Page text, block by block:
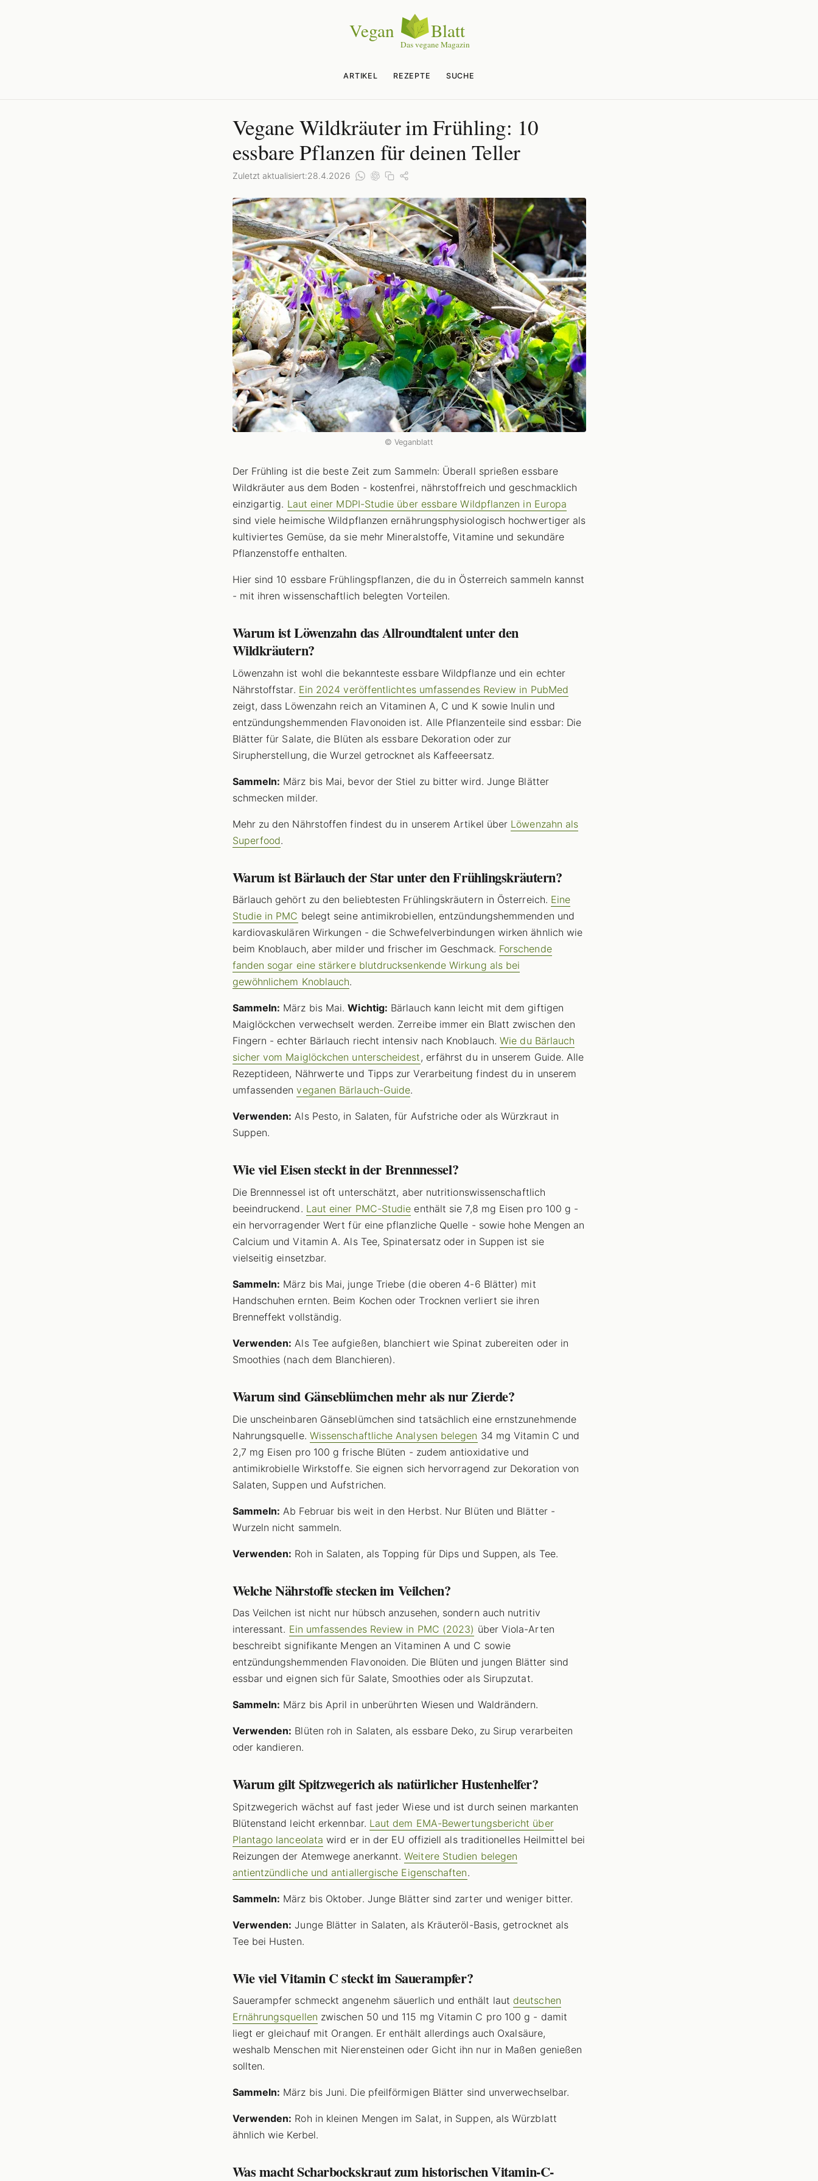
ARTIKEL REZEPTE SUCHE
Vegane Wildkräuter im Frühling: 10
essbare Pflanzen für deinen Teller
Zuletzt aktualisiert:28.4.2026
© Veganblatt
Der Frühling ist die beste Zeit zum Sammeln: Überall sprießen essbare
Wildkräuter aus dem Boden - kostenfrei, nährstoffreich und geschmacklich
einzigartig. Laut einer MDPI-Studie über essbare Wildpflanzen in Europa
sind viele heimische Wildpflanzen ernährungsphysiologisch hochwertiger als
kultiviertes Gemüse, da sie mehr Mineralstoffe, Vitamine und sekundäre
Pflanzenstoffe enthalten.
Hier sind 10 essbare Frühlingspflanzen, die du in Österreich sammeln kannst
- mit ihren wissenschaftlich belegten Vorteilen.
Warum ist Löwenzahn das Allroundtalent unter den
Wildkräutern?
Löwenzahn ist wohl die bekannteste essbare Wildpflanze und ein echter
Nährstoffstar. Ein 2024 veröffentlichtes umfassendes Review in PubMed
zeigt, dass Löwenzahn reich an Vitaminen A, C und K sowie Inulin und
entzündungshemmenden Flavonoiden ist. Alle Pflanzenteile sind essbar: Die
Blätter für Salate, die Blüten als essbare Dekoration oder zur
Sirupherstellung, die Wurzel getrocknet als Kaffeeersatz.
Sammeln: März bis Mai, bevor der Stiel zu bitter wird. Junge Blätter
schmecken milder.
Mehr zu den Nährstoffen findest du in unserem Artikel über Löwenzahn als
Superfood.
Warum ist Bärlauch der Star unter den Frühlingskräutern?
Bärlauch gehört zu den beliebtesten Frühlingskräutern in Österreich. Eine
Studie in PMC belegt seine antimikrobiellen, entzündungshemmenden und
kardiovaskulären Wirkungen - die Schwefelverbindungen wirken ähnlich wie
beim Knoblauch, aber milder und frischer im Geschmack. Forschende
fanden sogar eine stärkere blutdrucksenkende Wirkung als bei
gewöhnlichem Knoblauch.
Sammeln: März bis Mai.Wichtig: Bärlauch kann leicht mit dem giftigen
Maiglöckchen verwechselt werden. Zerreibe immer ein Blatt zwischen den
Fingern - echter Bärlauch riecht intensiv nach Knoblauch.Wie du Bärlauch
sicher vom Maiglöckchen unterscheidest, erfährst du in unserem Guide. Alle
Rezeptideen, Nährwerte und Tipps zur Verarbeitung findest du in unserem
umfassendenveganen Bärlauch-Guide.
Verwenden: Als Pesto, in Salaten, für Aufstriche oder als Würzkraut in
Suppen.
Wie viel Eisen steckt in der Brennnessel?
Die Brennnessel ist oft unterschätzt, aber nutritionswissenschaftlich
beeindruckend. Laut einer PMC-Studie enthält sie 7,8 mg Eisen pro 100 g -
ein hervorragender Wert für eine pflanzliche Quelle - sowie hohe Mengen an
Calcium und Vitamin A. Als Tee, Spinatersatz oder in Suppen ist sie
vielseitig einsetzbar.
Sammeln: März bis Mai, junge Triebe (die oberen 4-6 Blätter) mit
Handschuhen ernten. Beim Kochen oder Trocknen verliert sie ihren
Brenneffekt vollständig.
Verwenden: Als Tee aufgießen, blanchiert wie Spinat zubereiten oder in
Smoothies (nach dem Blanchieren).
Warum sind Gänseblümchen mehr als nur Zierde?
Die unscheinbaren Gänseblümchen sind tatsächlich eine ernstzunehmende
Nahrungsquelle. Wissenschaftliche Analysen belegen 34 mg Vitamin C und
2,7 mg Eisen pro 100 g frische Blüten - zudem antioxidative und
antimikrobielle Wirkstoffe. Sie eignen sich hervorragend zur Dekoration von
Salaten, Suppen und Aufstrichen.
Sammeln: Ab Februar bis weit in den Herbst. Nur Blüten und Blätter -
Wurzeln nicht sammeln.
Verwenden: Roh in Salaten, als Topping für Dips und Suppen, als Tee.
Welche Nährstoffe stecken im Veilchen?
Das Veilchen ist nicht nur hübsch anzusehen, sondern auch nutritiv
interessant. Ein umfassendes Review in PMC (2023) über Viola-Arten
beschreibt signifikante Mengen an Vitaminen A und C sowie
entzündungshemmenden Flavonoiden. Die Blüten und jungen Blätter sind
essbar und eignen sich für Salate, Smoothies oder als Sirupzutat.
Sammeln: März bis April in unberührten Wiesen und Waldrändern.
Verwenden: Blüten roh in Salaten, als essbare Deko, zu Sirup verarbeiten
oder kandieren.
Warum gilt Spitzwegerich als natürlicher Hustenhelfer?
Spitzwegerich wächst auf fast jeder Wiese und ist durch seinen markanten
Blütenstand leicht erkennbar. Laut dem EMA-Bewertungsbericht über
Plantago lanceolata wird er in der EU offiziell als traditionelles Heilmittel bei
Reizungen der Atemwege anerkannt.Weitere Studien belegen
antientzündliche und antiallergische Eigenschaften.
Sammeln: März bis Oktober. Junge Blätter sind zarter und weniger bitter.
Verwenden: Junge Blätter in Salaten, als Kräuteröl-Basis, getrocknet als
Tee bei Husten.
Wie viel Vitamin C steckt im Sauerampfer?
Sauerampfer schmeckt angenehm säuerlich und enthält laut deutschen
Ernährungsquellen zwischen 50 und 115 mg Vitamin C pro 100 g - damit
liegt er gleichauf mit Orangen. Er enthält allerdings auch Oxalsäure,
weshalb Menschen mit Nierensteinen oder Gicht ihn nur in Maßen genießen
sollten.
Sammeln: März bis Juni. Die pfeilförmigen Blätter sind unverwechselbar.
Verwenden: Roh in kleinen Mengen im Salat, in Suppen, als Würzblatt
ähnlich wie Kerbel.
Was macht Scharbockskraut zum historischen Vitamin-C-